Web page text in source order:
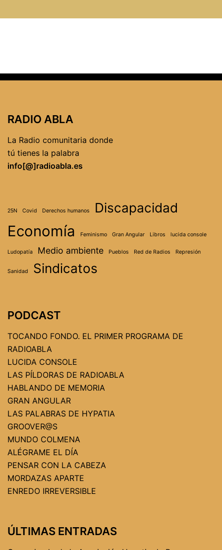
RADIO ABLA
La Radio comunitaria donde
tú tienes la palabra
info[@]radioabla.es
25N Covid Derechos humanos Discapacidad
Economía Feminismo Gran Angular Libros lucida console
Ludopatía Medio ambiente Pueblos Red de Radios Represión
Sanidad Sindicatos
PODCAST
TOCANDO FONDO. EL PRIMER PROGRAMA DE
RADIOABLA
LUCIDA CONSOLE
LAS PÍLDORAS DE RADIOABLA
HABLANDO DE MEMORIA
GRAN ANGULAR
LAS PALABRAS DE HYPATIA
GROOVER@S
MUNDO COLMENA
ALÉGRAME EL DÍA
PENSAR CON LA CABEZA
MORDAZAS APARTE
ENREDO IRREVERSIBLE
ÚLTIMAS ENTRADAS